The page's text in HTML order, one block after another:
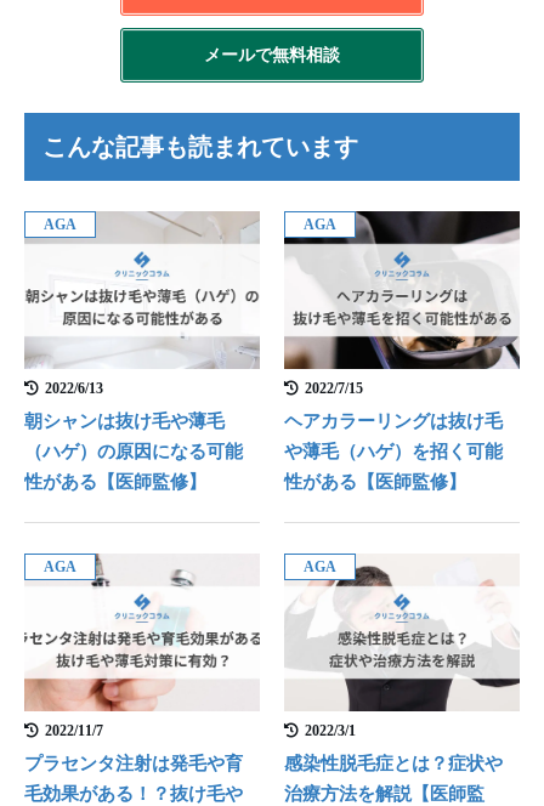
メールで無料相談
こんな記事も読まれています
AGA
2022/6/13
朝シャンは抜け毛や薄毛
（ハゲ）の原因になる可能
性がある【医師監修】
AGA
2022/7/15
ヘアカラーリングは抜け毛
や薄毛（ハゲ）を招く可能
性がある【医師監修】
AGA
2022/11/7
プラセンタ注射は発毛や育
毛効果がある！？抜け毛や
AGA
2022/3/1
感染性脱毛症とは？症状や
治療方法を解説【医師監